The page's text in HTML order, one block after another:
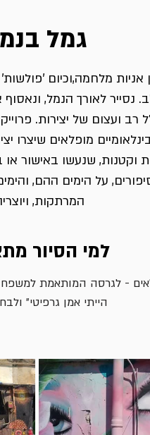
גמל
מלחמה,וכיום
לאורך הנמל, ונאסוף
רב ועצום של יצירות.
מופלאים שיצרו
וקטנות, שנעשו באישור
על הימים ההם,
המרתקות,
למי הסיור
- לגרסה המותאמת
הייתי אמן גרפיטי״